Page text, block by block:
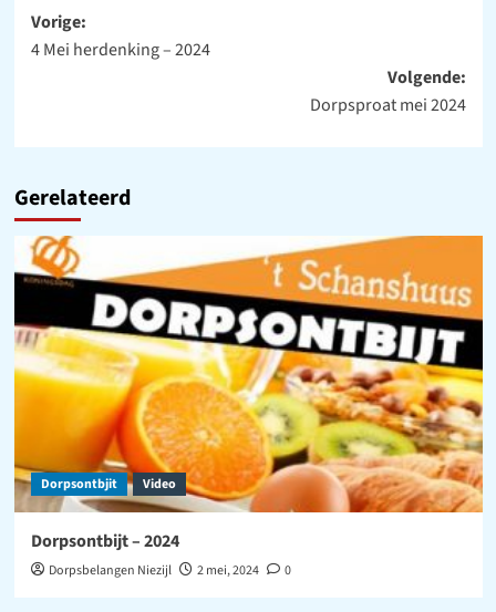
Bericht
navigatie
Vorige:
4 Mei herdenking – 2024
Volgende:
Dorpsproat mei 2024
Gerelateerd
Dorpsontbjit Video
Dorpsontbijt – 2024
Dorpsbelangen Niezijl 2 mei, 2024 0